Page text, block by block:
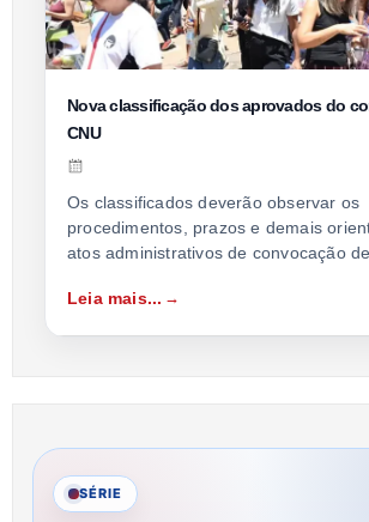
Nova classificação dos aprovados do
CNU
Os classificados deverão observar os
procedimentos, prazos e demais
atos administrativos de convocação
Leia mais...
SÉRIE